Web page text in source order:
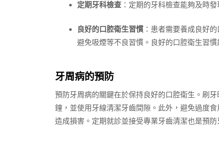
定期牙科檢查 ：定期的牙科檢查能夠及時
良好的口腔衛生習慣 ：患者需要養成良好
避免吸煙等不良習慣。良好的口腔衛生習
牙周病的預防
預防牙周病的關鍵在於保持良好的口腔衛生。刷
鐘，並使用牙線清潔牙齒間隙。此外，避免過度
造成損害。定期就診並接受專業牙齒清潔也是預防